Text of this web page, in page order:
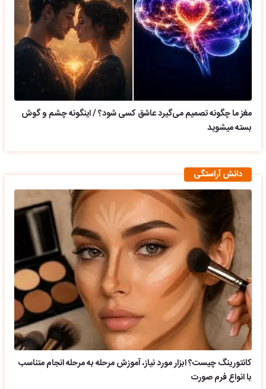
مغز ما چگونه تصمیم می‌گیرد عاشق کسی شود؟ / اینگونه چشم و گوش
بسته میشوید
دانش آراستگی
کانتورینگ چیست؟ ابزار مورد نیاز، آموزش مرحله به مرحله انجام متناسب
با انواع فرم صورت